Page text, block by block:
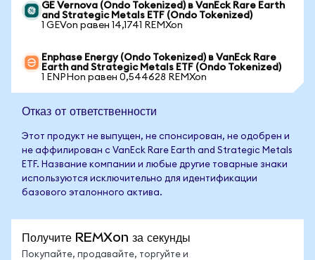
GE Vernova (Ondo Tokenized) в VanEck Rare Earth
and Strategic Metals ETF (Ondo Tokenized)
1 GEVon равен 14,1741 REMXon
Enphase Energy (Ondo Tokenized) в VanEck Rare
Earth and Strategic Metals ETF (Ondo Tokenized)
1 ENPHon равен 0,544628 REMXon
Отказ от ответственности
Этот продукт не выпущен, не спонсирован, не одобрен и
не аффилирован с VanEck Rare Earth and Strategic Metals
ETF. Название компании и любые другие товарные знаки
используются исключительно для идентификации
базового эталонного актива.
Получите REMXon за секунды
Покупайте, продавайте, торгуйте и